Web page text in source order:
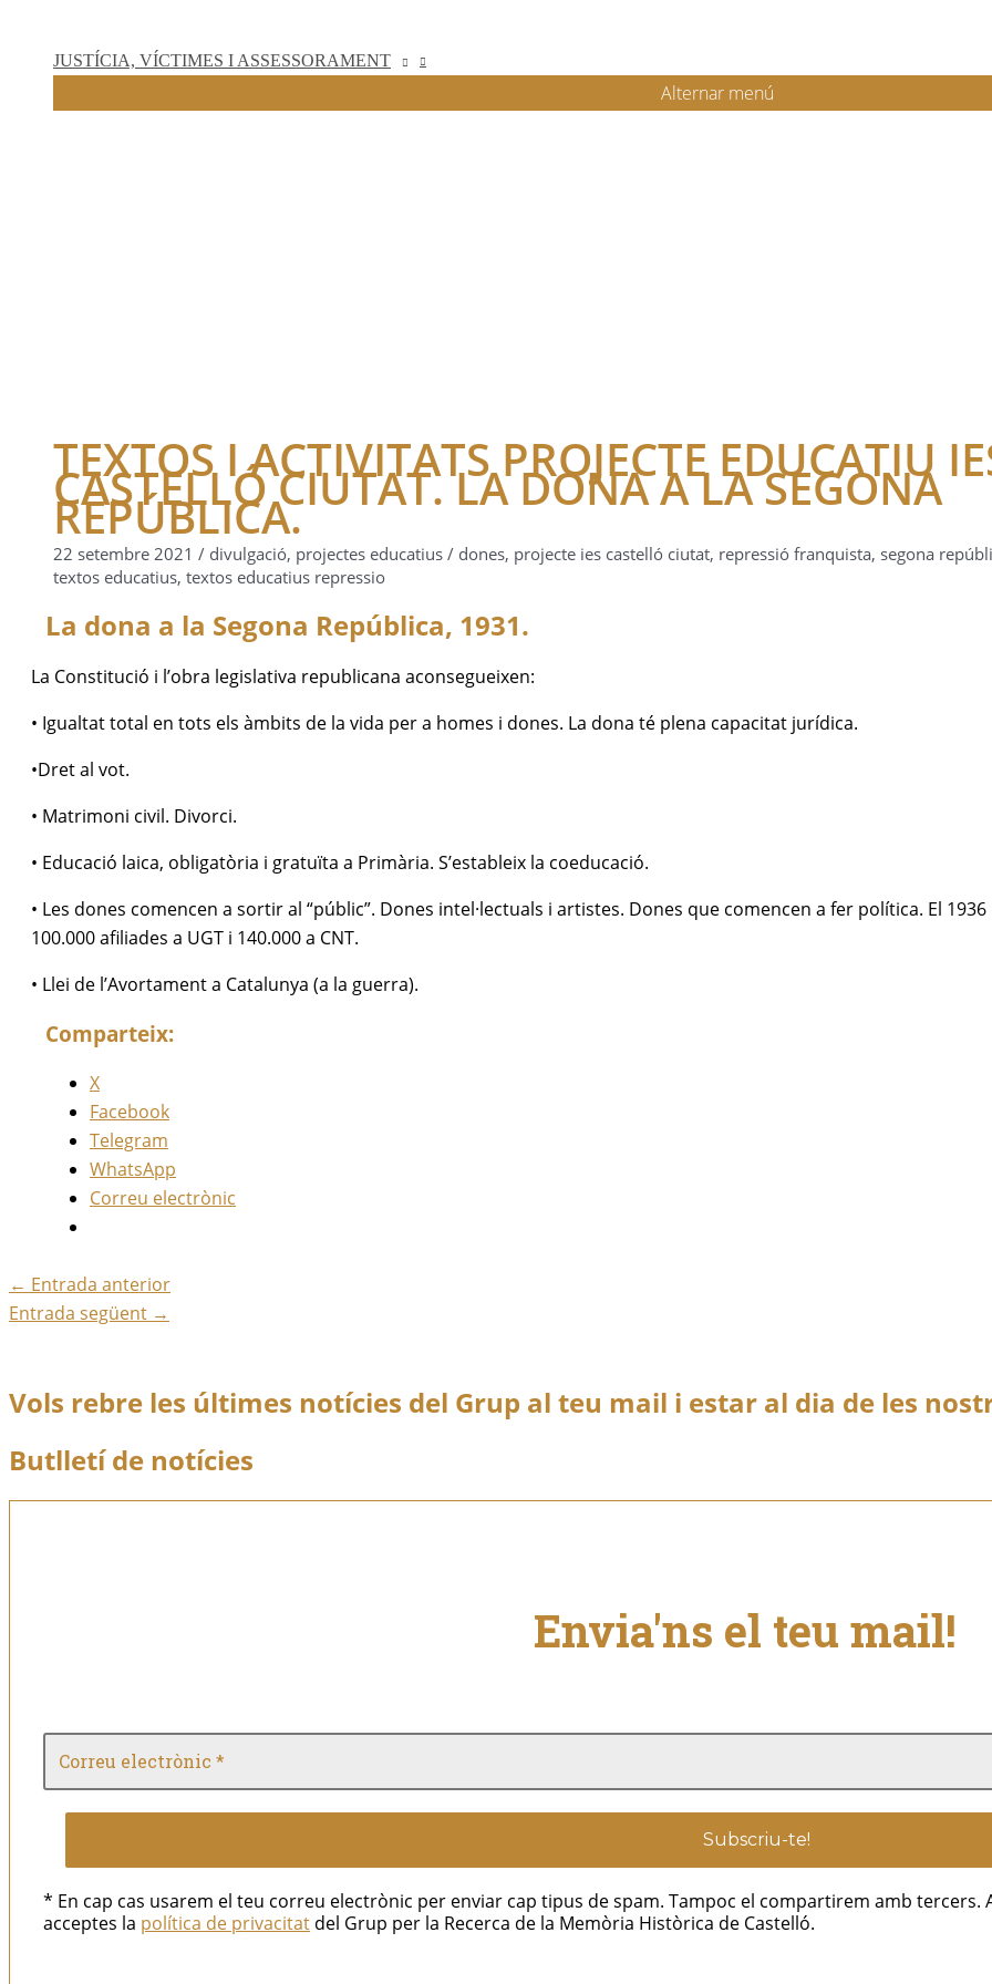
JUSTÍCIA, VÍCTIMES I ASSESSORAMENT
Alternar menú
TEXTOS I ACTIVITATS PROJECTE EDUCATIU
CASTELLÓ CIUTAT. LA DONA A LA SEGONA
REPÚBLICA.
22 setembre 2021 / divulgació, projectes educatius / dones, projecte ies castelló ciutat, repressió franquista, segona
textos educatius, textos educatius repressio
La dona a la Segona República, 1931.
La Constitució i l’obra legislativa republicana aconsegueixen:
• Igualtat total en tots els àmbits de la vida per a homes i dones. La dona té plena capacitat jurídica.
•Dret al vot.
• Matrimoni civil. Divorci.
• Educació laica, obligatòria i gratuïta a Primària. S’estableix la coeducació.
• Les dones comencen a sortir al “públic”. Dones intel·lectuals i artistes. Dones que comencen a fer política. El
100.000 afiliades a UGT i 140.000 a CNT.
• Llei de l’Avortament a Catalunya (a la guerra).
Comparteix:
X
Facebook
Telegram
WhatsApp
Correu electrònic
← Entrada anterior
Entrada següent →
Vols rebre les últimes notícies del Grup al teu mail i estar al dia de les
Butlletí de notícies
Envia'ns el teu mail!
* En cap cas usarem el teu correu electrònic per enviar cap tipus de spam. Tampoc el compartirem amb
acceptes la política de privacitat del Grup per la Recerca de la Memòria Històrica de Castelló.